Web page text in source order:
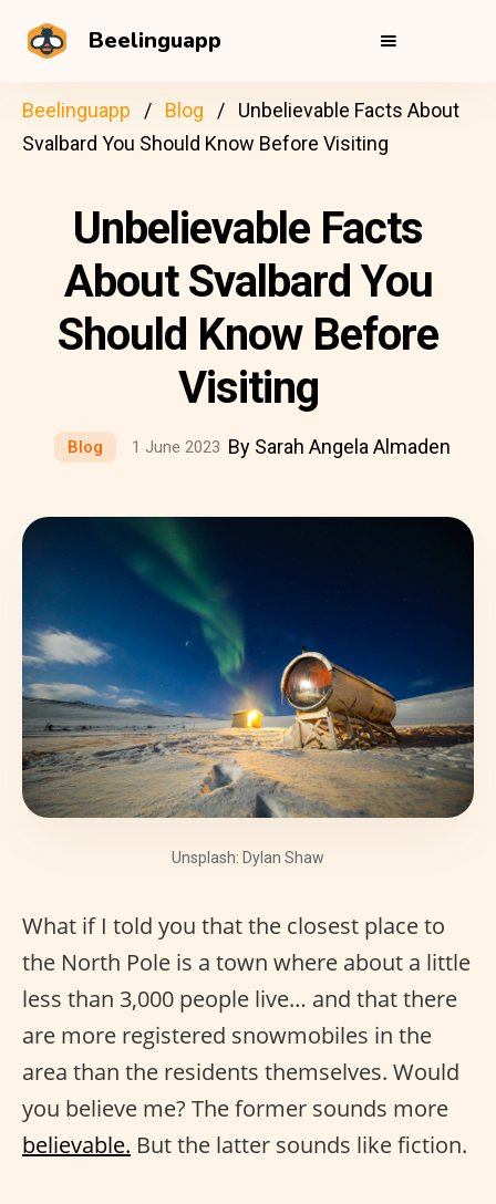
Beelinguapp
Beelinguapp Blog
Unbelievable Facts About
Svalbard You Should Know Before Visiting
Unbelievable Facts
About Svalbard You
Should Know Before
Visiting
Blog 1 June 2023 By Sarah Angela Almaden
Unsplash: Dylan Shaw
What if I told you that the closest place to
the North Pole is a town where about a little
less than 3,000 people live… and that there
are more registered snowmobiles in the
area than the residents themselves. Would
you believe me? The former sounds more
believable. But the latter sounds like fiction.